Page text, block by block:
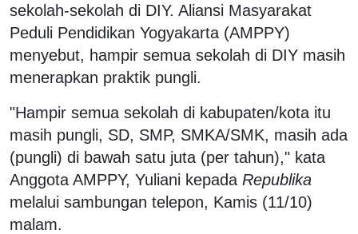
sekolah-sekolah di DIY. Aliansi Masyarakat
Peduli Pendidikan Yogyakarta (AMPPY)
menyebut, hampir semua sekolah di DIY masih
menerapkan praktik pungli.
"Hampir semua sekolah di kabupaten/kota itu
masih pungli, SD, SMP, SMKA/SMK, masih ada
(pungli) di bawah satu juta (per tahun)," kata
Anggota AMPPY, Yuliani kepada Republika
melalui sambungan telepon, Kamis (11/10)
malam.